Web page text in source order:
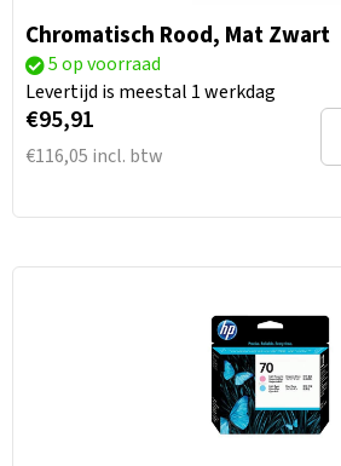
Chromatisch Rood, Mat Zwart
5 op voorraad
Levertijd is meestal 1 werkdag
€95,91
€116,05 incl. btw